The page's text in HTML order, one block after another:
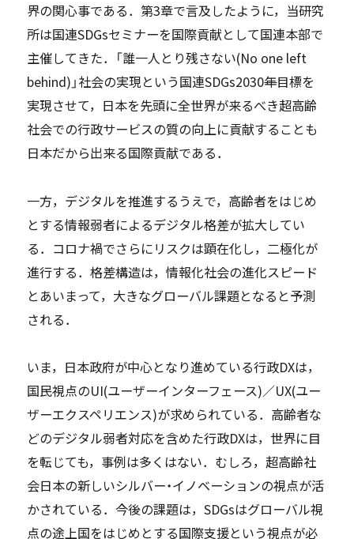
界の関心事である．第3章で言及したように，当研究
所は国連SDGsセミナーを国際貢献として国連本部で
主催してきた．「誰一人とり残さない(No one left
behind)」社会の実現という国連SDGs2030年目標を
実現させて，日本を先頭に全世界が来るべき超高齢
社会での行政サービスの質の向上に貢献することも
日本だから出来る国際貢献である．
一方，デジタルを推進するうえで，高齢者をはじめ
とする情報弱者によるデジタル格差が拡大してい
る．コロナ禍でさらにリスクは顕在化し，二極化が
進行する．格差構造は，情報化社会の進化スピード
とあいまって，大きなグローバル課題となると予測
される．
いま，日本政府が中心となり進めている行政DXは，
国民視点のUI(ユーザーインターフェース)／UX(ユー
ザーエクスペリエンス)が求められている．高齢者な
どのデジタル弱者対応を含めた行政DXは，世界に目
を転じても，事例は多くはない．むしろ，超高齢社
会日本の新しいシルバー・イノベーションの視点が活
かされている．今後の課題は，SDGsはグローバル視
点の途上国をはじめとする国際支援という視点が必